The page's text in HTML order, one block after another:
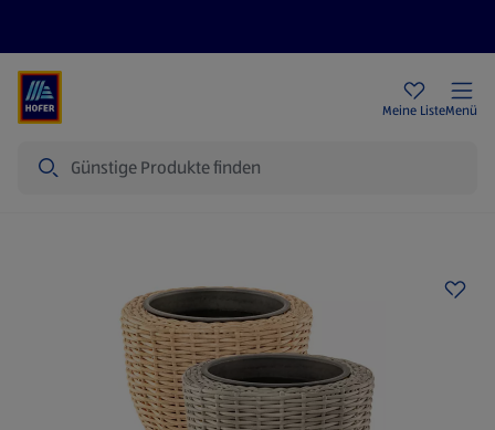
Meine ListeMenü